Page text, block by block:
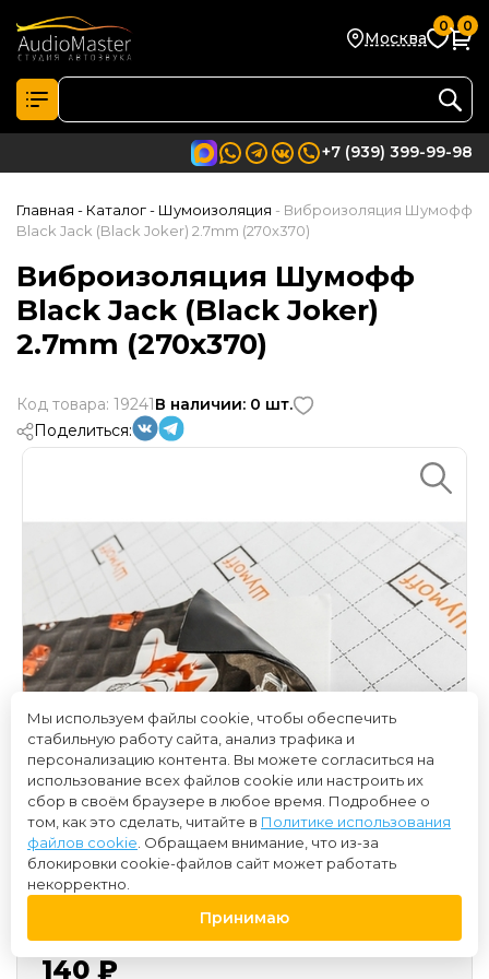
Москва
0 0
+7 (939) 399-99-98
Главная - Каталог- Шумоизоляция - Виброизоляция Шумофф
Black Jack (Black Joker) 2.7mm (270х370)
Виброизоляция Шумофф
Black Jack (Black Joker)
2.7mm (270х370)
Код товара: 19241В наличии: 0 шт.
Поделиться:
140 ₽
Мы используем файлы cookie, чтобы обеспечить
стабильную работу сайта, анализ трафика и
персонализацию контента. Вы можете согласиться на
использование всех файлов cookie или настроить их
сбор в своём браузере в любое время. Подробнее о
том, как это сделать, читайте в Политике использования
файлов cookie . Обращаем внимание, что из-за
блокировки cookie-файлов сайт может работать
некорректно.
Принимаю